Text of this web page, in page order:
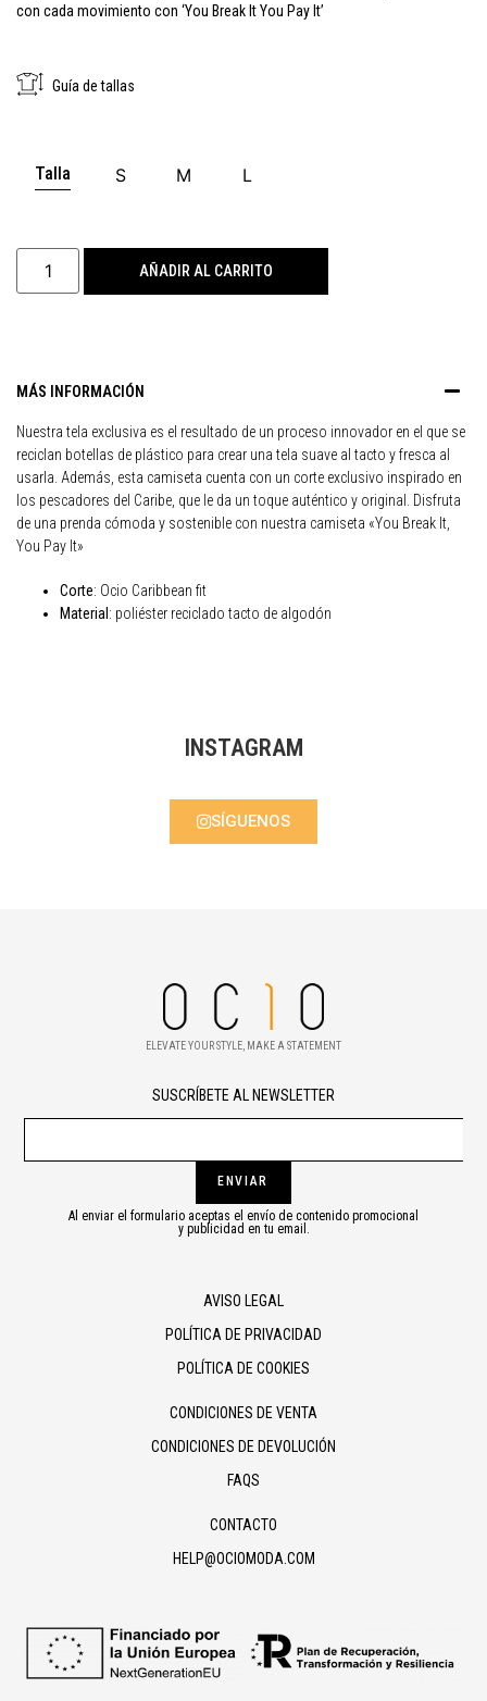
con cada movimiento con ‘You Break It You Pay It’
Guía de tallas
Talla S M L
AÑADIR AL CARRITO
MÁS INFORMACIÓN
Nuestra tela exclusiva es el resultado de un proceso innovador en el que se
reciclan botellas de plástico para crear una tela suave al tacto y fresca al
usarla. Además, esta camiseta cuenta con un corte exclusivo inspirado en
los pescadores del Caribe, que le da un toque auténtico y original. Disfruta
de una prenda cómoda y sostenible con nuestra camiseta «You Break It,
You Pay It»
Corte: Ocio Caribbean fit
Material : poliéster reciclado tacto de algodón
INSTAGRAM
SÍGUENOS
ELEVATE YOUR STYLE, MAKE A STATEMENT
SUSCRÍBETE AL NEWSLETTER
ENVIAR
Al enviar el formulario aceptas el envío de contenido promocional
y publicidad en tu email.
AVISO LEGAL
POLÍTICA DE PRIVACIDAD
POLÍTICA DE COOKIES
CONDICIONES DE VENTA
CONDICIONES DE DEVOLUCIÓN
FAQS
CONTACTO
HELP@OCIOMODA.COM